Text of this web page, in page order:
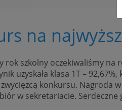
na
rok szkolny oczekiwaliśmy
uzyskała klasa 1T –
konkursu. Nagroda
w sekretariacie. Serdeczne